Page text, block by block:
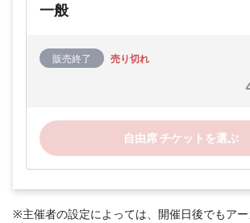
一般
販売終了 売り切れ
自由席 チケットを選ぶ
※主催者の設定によっては、開催日後でもア